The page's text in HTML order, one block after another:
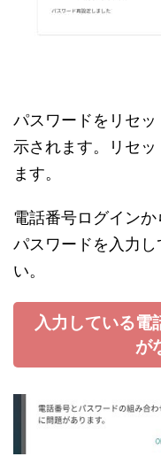
パスワードをリセ
示されます。リセ
ます。
電話番号ログイン
パスワードを入力し
い。
入力している電
が